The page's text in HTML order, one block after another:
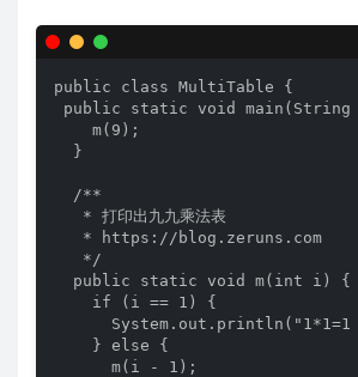
public class MultiTable {
public static void
    m(9);
  }
  /**
   * 打印出九九乘法表
   * https://blog.zeruns.com
   */
  public static void m(int i) {
    if (i == 1) {
System.out.println("1*1=1
    } else {
      m(i - 1);